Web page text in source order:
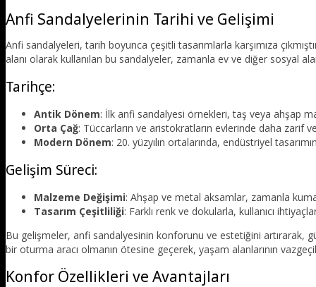
Anfi Sandalyelerinin Tarihi ve Gelişimi
Anfi sandalyeleri, tarih boyunca çeşitli tasarımlarla karşımıza
alanı olarak kullanılan bu sandalyeler, zamanla ev ve diğer sosyal
Tarihçe:
Antik Dönem: İlk anfi sandalyesi örnekleri, taş veya ahşap
Orta Çağ: Tüccarların ve aristokratların evlerinde daha zarif
Modern Dönem: 20. yüzyılın ortalarında, endüstriyel
Gelişim Süreci:
Malzeme Değişimi: Ahşap ve metal aksamlar, zamanla
Tasarım Çeşitliliği: Farklı renk ve dokularla, kullanıcı
Bu gelişmeler, anfi sandalyesinin konforunu ve estetiğini artırarak,
bir oturma aracı olmanın ötesine geçerek, yaşam alanlarının
Konfor Özellikleri ve Avantajları